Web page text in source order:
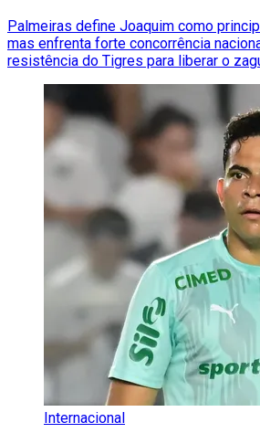
Palmeiras define Joaquim como
mas enfrenta forte concorrência
resistência do Tigres para liberar o
Internacional